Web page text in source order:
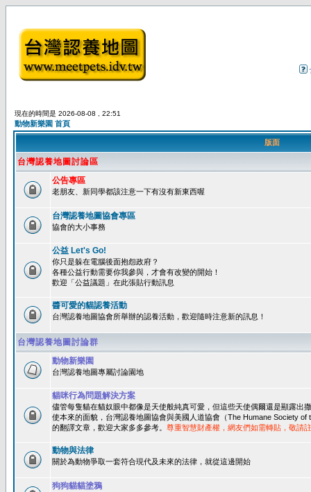
現在的時間是 2026-08-08 , 22:51
動物新樂園 首頁
版面
台灣認養地圖討論區
公告專區
老朋友、新同學都該注意一下有沒有新東西喔
台灣認養地圖協會專區
協會的大小事務
公益 Let's Go!
你只是躲在電腦後面抱怨政府？
各種公益行動需要你我參與，才會有改變的開始！
歡迎「公益議題」在此張貼行動訊息
醬可愛的貓認養活動
台灣認養地圖協會所舉辦的認養活動，歡迎隨時注意新的訊息！
台灣認養地圖討論群
動物新樂園
台灣認養地圖專屬討論園地
貓咪行為問題解決方案
儘管每隻貓在貓奴眼中都像是天使般純真可愛，但這些天使偶爾還是顯露出
使本來的面貌，台灣認養地圖協會與美國人道協會（The Humane Society
的翻譯文章，歡迎大家多多參考。 尊重智慧財產權，網友們如需轉貼，敬請
動物與法律
關於為動物爭取一套符合現代及未來的法律，就從這邊開始
狗狗貓貓塗鴉